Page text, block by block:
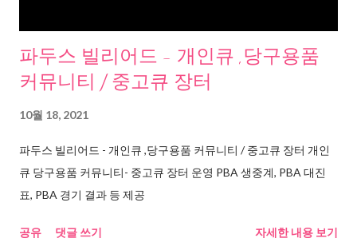
파두스 빌리어드 - 개인큐 ,당구용품
커뮤니티 / 중고큐 장터
10월 18, 2021
파두스 빌리어드 - 개인큐 ,당구용품 커뮤니티 / 중고큐 장터 개인
큐 당구용품 커뮤니티- 중고큐 장터 운영 PBA 생중계, PBA 대진
표, PBA 경기 결과 등 제공
공유 댓글 쓰기 자세한 내용 보기